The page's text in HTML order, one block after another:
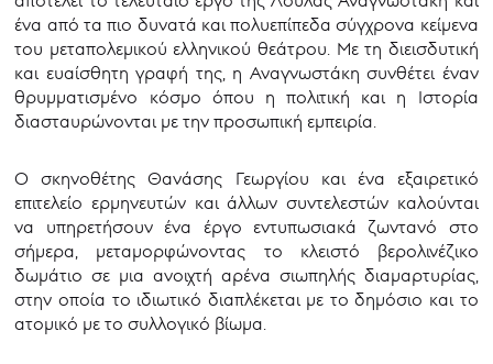
ένα από τα πιο δυνατά και πολυεπίπεδα σύγχρονα κείμενα
του μεταπολεμικού ελληνικού θεάτρου. Με τη διεισδυτική
και ευαίσθητη γραφή της, η Αναγνωστάκη συνθέτει έναν
θρυμματισμένο κόσμο όπου η πολιτική και η Ιστορία
διασταυρώνονται με την προσωπική εμπειρία.
Ο σκηνοθέτης Θανάσης Γεωργίου και ένα εξαιρετικό
επιτελείο ερμηνευτών και άλλων συντελεστών καλούνται
να υπηρετήσουν ένα έργο εντυπωσιακά ζωντανό στο
σήμερα, μεταμορφώνοντας το κλειστό βερολινέζικο
δωμάτιο σε μια ανοιχτή αρένα σιωπηλής διαμαρτυρίας,
στην οποία το ιδιωτικό διαπλέκεται με το δημόσιο και το
ατομικό με το συλλογικό βίωμα.